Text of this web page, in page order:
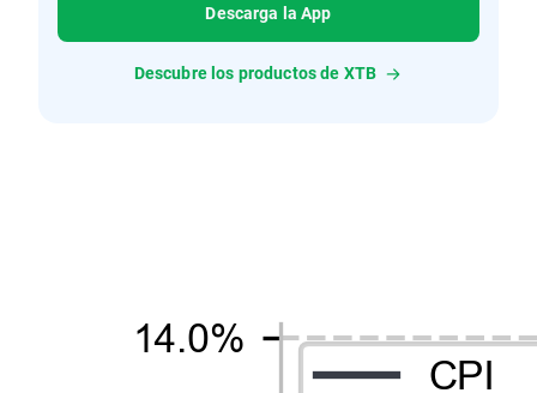
Descarga la App
Descubre los productos de XTB